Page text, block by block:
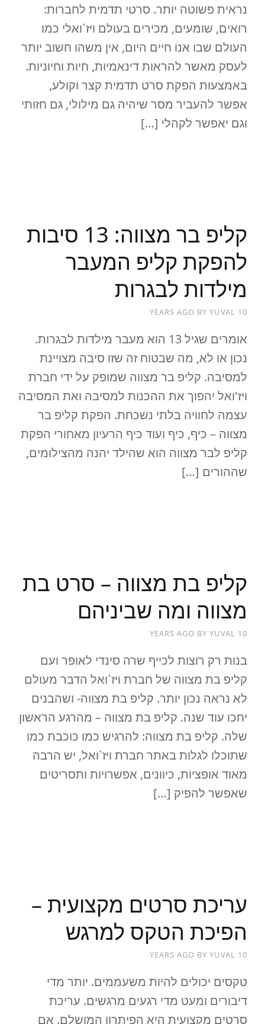
נראית פשוטה יותר. סרטי תדמית לחברות:
רואים, שומעים, מכירים בעולם ויז`ואלי כמו
העולם שבו אנו חיים היום, אין משהו חשוב יותר
לעסק מאשר להראות דינאמיות, חיות וחיוניות.
באמצעות הפקת סרט תדמית קצר וקולע,
אפשר להעביר מסר שיהיה גם מילולי, גם חזותי
וגם יאפשר לקהלי […]
קליפ בר מצווה: 13 סיבות
להפקת קליפ המעבר
מילדות לבגרות
10 YEARS AGO
BY YUVAL
אומרים שגיל 13 הוא מעבר מילדות לבגרות.
נכון או לא, מה שבטוח זה שזו סיבה מצויינת
למסיבה. קליפ בר מצווה שמופק על ידי חברת
ויז'ואל יהפוך את ההכנות למסיבה ואת המסיבה
עצמה לחוויה בלתי נשכחת. הפקת קליפ בר
מצווה – כיף, כיף ועוד כיף הרעיון מאחורי הפקת
קליפ לבר מצווה הוא שהילד יהנה מהצילומים,
שההורים […]
קליפ בת מצווה – סרט בת
מצווה ומה שביניהם
10 YEARS AGO
BY YUVAL
בנות רק רוצות לכייף שרה סינדי לאופר ועם
קליפ בת מצווה של חברת ויז`ואל הדבר מעולם
לא נראה נכון יותר. קליפ בת מצווה- ושהבנים
יחכו עוד שנה. קליפ בת מצווה – מהרגע הראשון
שלה. קליפ בת מצווה: להרגיש כמו כוכבת כמו
שתוכלו לגלות באתר חברת ויז`ואל, יש הרבה
מאוד אופציות, כיוונים, אפשרויות ותסריטים
שאפשר להפיק […]
עריכת סרטים מקצועית –
הפיכת הטקס למרגש
10 YEARS AGO
BY YUVAL
טקסים יכולים להיות משעממים. יותר מדי
דיבורים ומעט מדי רגעים מרגשים. עריכת
סרטים מקצועית היא הפיתרון המושלם. אם